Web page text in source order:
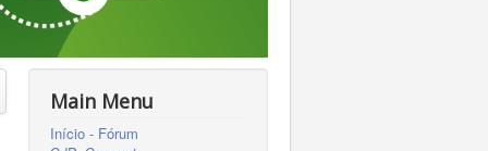
Main Menu
Início - Fórum